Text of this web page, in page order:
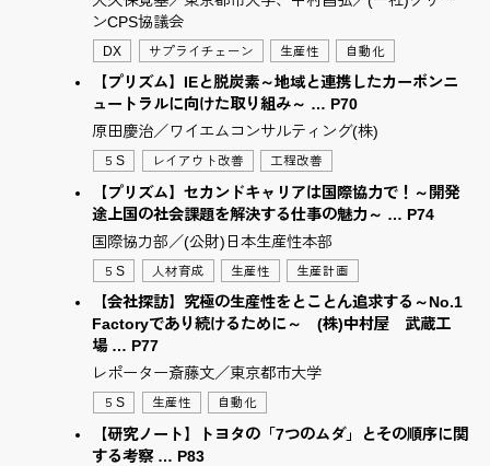
ンCPS協議会
DX サプライチェーン 生産性 自動化
【プリズム】IEと脱炭素～地域と連携したカーボンニ
ュートラルに向けた取り組み～ … P70
原田慶治／ワイエムコンサルティング(株)
５S レイアウト改善 工程改善
【プリズム】セカンドキャリアは国際協力で！～開発
途上国の社会課題を解決する仕事の魅力～ … P74
国際協力部／(公財)日本生産性本部
５S 人材育成 生産性 生産計画
【会社探訪】究極の生産性をとことん追求する～No.1
Factoryであり続けるために～ (株)中村屋 武蔵工
場 … P77
レポーター斎藤文／東京都市大学
５S 生産性 自動化
【研究ノート】トヨタの「7つのムダ」とその順序に関
する考察 … P83